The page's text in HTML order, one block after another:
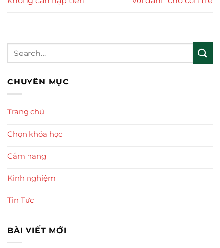
CHUYÊN MỤC
Trang chủ
Chọn khóa học
Cẩm nang
Kinh nghiệm
Tin Tức
BÀI VIẾT MỚI